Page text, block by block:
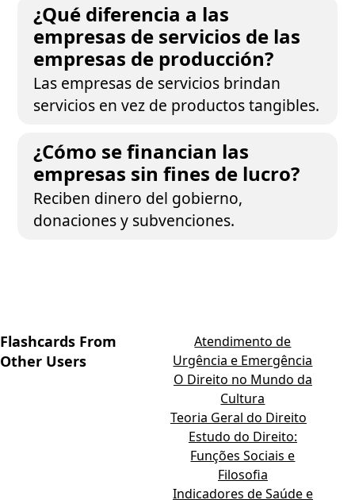
¿Qué diferencia a las
empresas de servicios de las
empresas de producción?
Las empresas de servicios brindan
servicios en vez de productos tangibles.
¿Cómo se financian las
empresas sin fines de lucro?
Reciben dinero del gobierno,
donaciones y subvenciones.
Flashcards From
Other Users
Atendimento de
Urgência e Emergência
O Direito no Mundo da
Cultura
Teoria Geral do Direito
Estudo do Direito:
Funções Sociais e
Filosofia
Indicadores de Saúde e